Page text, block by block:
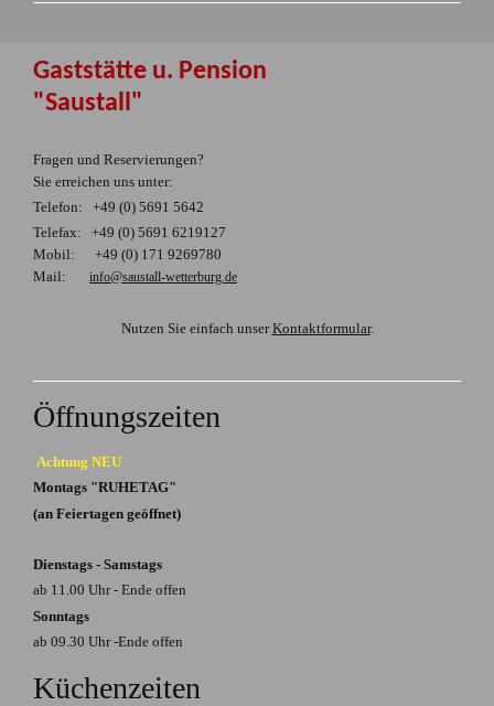
Getränke nach
Wunsch einlösen.
vorbestellt und zu
Geschäftszeiten bei
größeren
Betrag wünschen,
diesen anhand der
Menge an.
Kontaktformular
Gaststätte u. Pension
"Saustall"
Fragen und Reservierungen?
Sie erreichen uns unter:
Telefon: +49 (0) 5691 5642
Telefax: +49 (0) 5691 6219127
Mobil: +49 (0) 171 9269780
Mail: info@saustall-wetterburg.de
Nutzen Sie einfach unserKontaktformular.
Öffnungszeiten
Achtung NEU
Montags "RUHETAG"
(an Feiertagen geöffnet)
Dienstags - Samstags
ab 11.00 Uhr - Ende offen
Sonntags
ab 09.30 Uhr -Ende offen
Küchenzeiten